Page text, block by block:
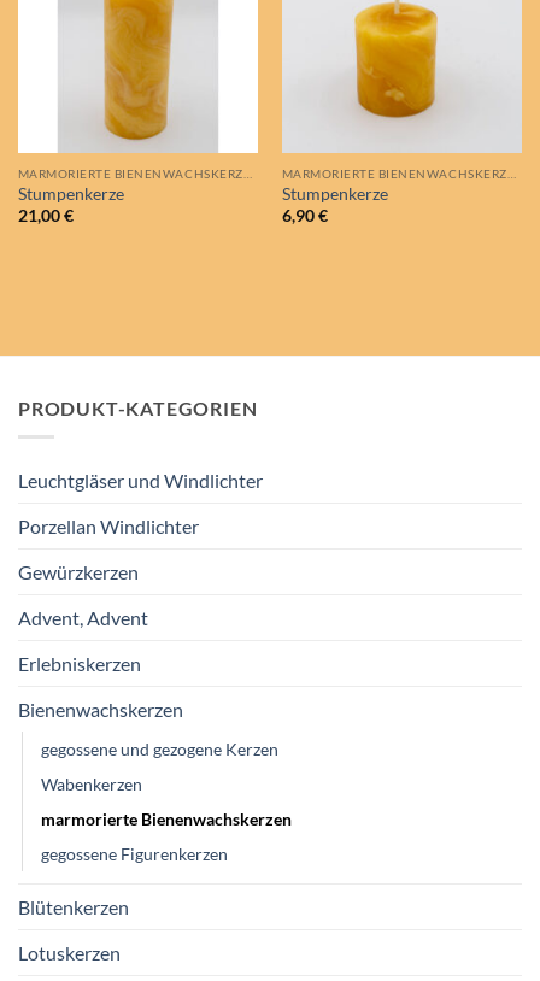
Stumpenkerze
21,00€
Stumpenkerze
6,90€
PRODUKT-KATEGORIEN
Leuchtgläser und Windlichter
Porzellan Windlichter
Gewürzkerzen
Advent, Advent
Erlebniskerzen
Bienenwachskerzen
gegossene und gezogene Kerzen
Wabenkerzen
marmorierte Bienenwachskerzen
gegossene Figurenkerzen
Blütenkerzen
Lotuskerzen